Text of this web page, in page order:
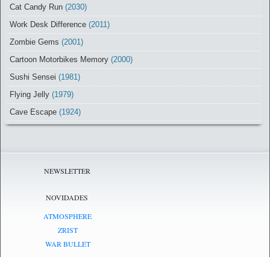
Cat Candy Run (2030)
Work Desk Difference (2011)
Zombie Gems (2001)
Cartoon Motorbikes Memory (2000)
Sushi Sensei (1981)
Flying Jelly (1979)
Cave Escape (1924)
NEWSLETTER
NOVIDADES
ATMOSPHERE
ZRIST
WAR BULLET